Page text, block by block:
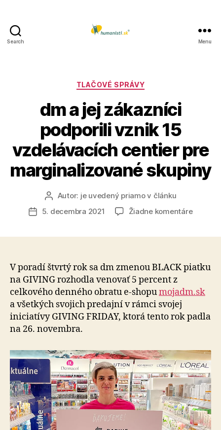
Search Menu
Kategórie
TLAČOVÉ SPRÁVY
dm a jej zákazníci
podporili vznik 15
vzdelávacích centier pre
marginalizované skupiny
Autor
článku
Autor: je uvedený priamo v článku
Dátum
5. decembra 2021 Žiadne komentárena
15
pre
V poradí štvrtý rok sa dm zmenou BLACK piatku
na GIVING rozhodla venovať 5 percent z
celkového denného obratu e-shopumojadm.sk
a všetkých svojich predajní v rámci svojej
iniciatívy GIVING FRIDAY, ktorá tento rok padla
na 26. novembra.